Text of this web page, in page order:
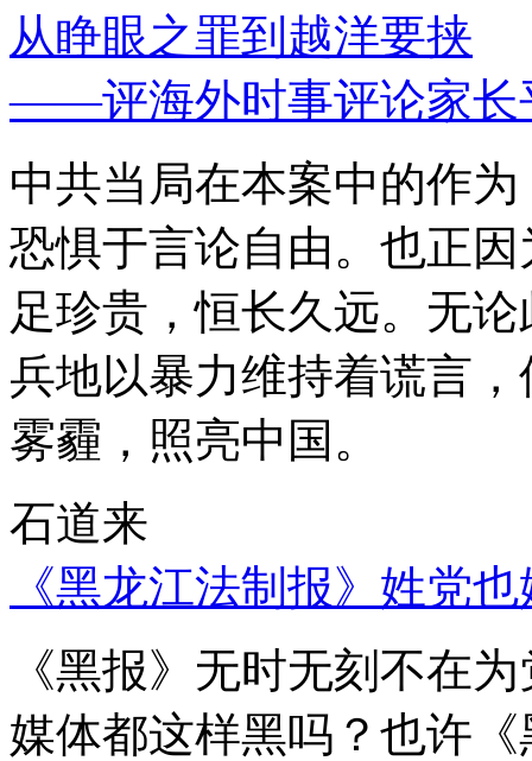
从睁眼之罪到越洋要挟
——评海外时事评论家长
中共当局在本案中的作
恐惧于言论自由。也正
足珍贵，恒长久远。无
兵地以暴力维持着谎言
雾霾，照亮中国。
石道来
《黑龙江法制报》姓党
《黑报》无时无刻不在
媒体都这样黑吗？也许